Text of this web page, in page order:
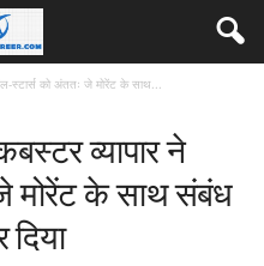
स्टार्स को अंततः जे मोरेंट के साथ...
व्यापार ने
मोरेंट के साथ संबंध